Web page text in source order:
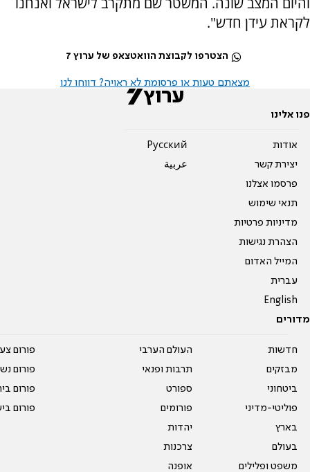
לקראת עידן חדש".
הצטרפו לקבוצת הוואטצאפ של ערוץ 7
מצאתם טעות או פרסומת לא ראויה? דווחו לנו
פנו אלינו
אודות
יצירת קשר
פרסמו אצלנו
תנאי שימוש
מדיניות פרטיות
הצהרת נגישות
המייל האדום
עברית
English
Pусский
عربية
מדורים
חדשות
מבזקים
ביטחוני
פוליטי-מדיני
בארץ
בעולם
משפט ופלילים
העולם הערבי
תרבות ופנאי
ספורט
פורומים
יהדות
צרכנות
אופנה
פורום
פורום
פורום
פורום